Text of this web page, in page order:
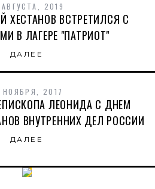
АВГУСТА, 2019
ХЕСТАНОВ ВСТРЕТИЛСЯ С
В ЛАГЕРЕ "ПАТРИОТ"
ДАЛЕЕ
НОЯБРЯ, 2017
ЛЕОНИДА С ДНЕМ
ВНУТРЕННИХ ДЕЛ РОССИИ
ДАЛЕЕ